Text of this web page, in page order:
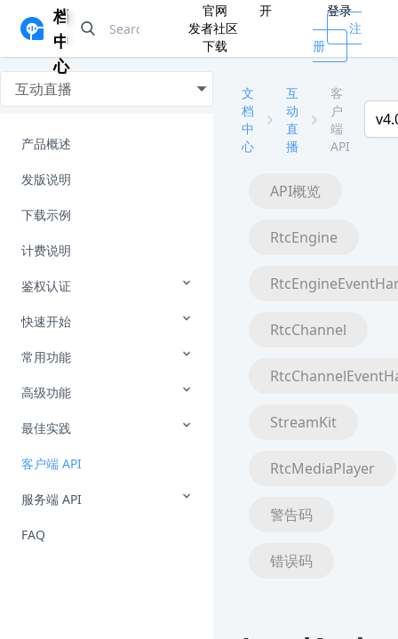
档
中
心
官网
开
发者社区
下载
登录
注
册
互动直播
产品概述
发版说明
下载示例
计费说明
鉴权认证
快速开始
常用功能
高级功能
最佳实践
客户端 API
服务端 API
FAQ
文
档
中
心
互
动
直
播
客
户
端
API
API概览
RtcEngine
RtcChannel
StreamKit
RtcMediaPlayer
警告码
错误码